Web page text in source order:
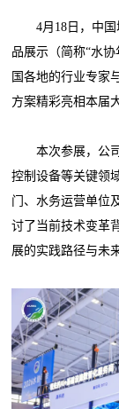
4月18日，中国
品展示（简称“水
国各地的行业专家
方案精彩亮相本届
本次参展，公司
控制设备等关键领
门、水务运营单位
讨了当前技术变革
展的实践路径与未